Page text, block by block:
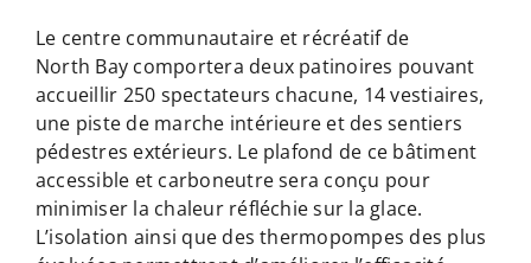
Le centre communautaire et récréatif de
North Bay comportera deux patinoires pouvant
accueillir 250 spectateurs chacune, 14 vestiaires,
une piste de marche intérieure et des sentiers
pédestres extérieurs. Le plafond de ce bâtiment
accessible et carboneutre sera conçu pour
minimiser la chaleur réfléchie sur la glace.
L’isolation ainsi que des thermopompes des plus